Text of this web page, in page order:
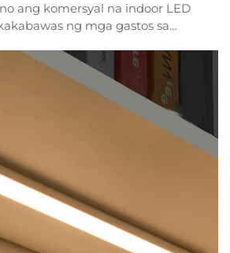
ang komersyal na indoor LED
ng mga gastos sa
Malaman kung bakit 92%
nag-uupgrade ngayon sa